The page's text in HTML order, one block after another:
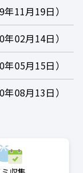
年11月19日
年02月14日
年05月15日
年08月13日